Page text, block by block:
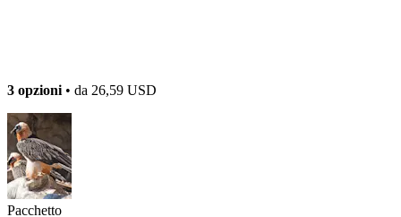
3 opzioni • da 26,59 USD
Pacchetto